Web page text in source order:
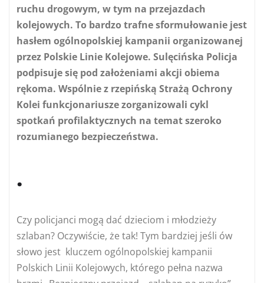
ruchu drogowym, w tym na przejazdach
kolejowych. To bardzo trafne sformułowanie jest
hasłem ogólnopolskiej kampanii organizowanej
przez Polskie Linie Kolejowe. Sulęcińska Policja
podpisuje się pod założeniami akcji obiema
rękoma. Wspólnie z rzepińską Strażą Ochrony
Kolei funkcjonariusze zorganizowali cykl
spotkań profilaktycznych na temat szeroko
rozumianego bezpieczeństwa.
.
Czy policjanci mogą dać dzieciom i młodzieży
szlaban? Oczywiście, że tak! Tym bardziej jeśli ów
słowo jest kluczem ogólnopolskiej kampanii
Polskich Linii Kolejowych, którego pełna nazwa